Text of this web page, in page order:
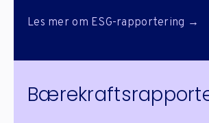
Les mer om ESG-rapportering →